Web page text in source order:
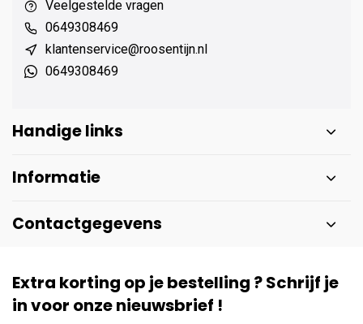
Veelgestelde vragen
0649308469
klantenservice@roosentijn.nl
0649308469
Handige links
Informatie
Contactgegevens
Extra korting op je bestelling ? Schrijf je
in voor onze nieuwsbrief !